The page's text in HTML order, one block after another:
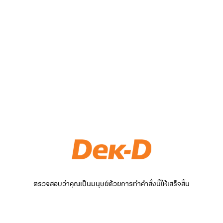
ตรวจสอบว่าคุณเป็นมนุษย์ด้วยการทำคำสั่งนี้ให้เสร็จสิ้น